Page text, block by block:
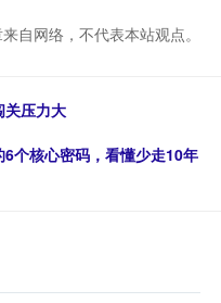
自网络，不代表本站观点。
关压力大
个核心密码，看懂少走10年